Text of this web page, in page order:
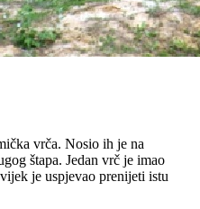
vrča. Nosio ih je na
štapa. Jedan vrč je imao
je uspjevao prenijeti istu